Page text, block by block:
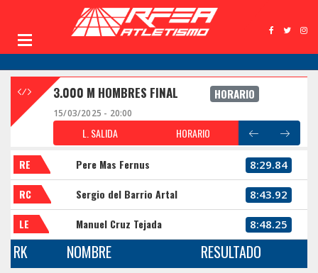
3.000 M HOMBRES FINAL HORARIO
15/03/2025 - 20:00
L. SALIDA HORARIO
RE Pere Mas Fernus 8:29.84
RC Sergio del Barrio Artal 8:43.92
LE Manuel Cruz Tejada 8:48.25
RK NOMBRE RESULTADO